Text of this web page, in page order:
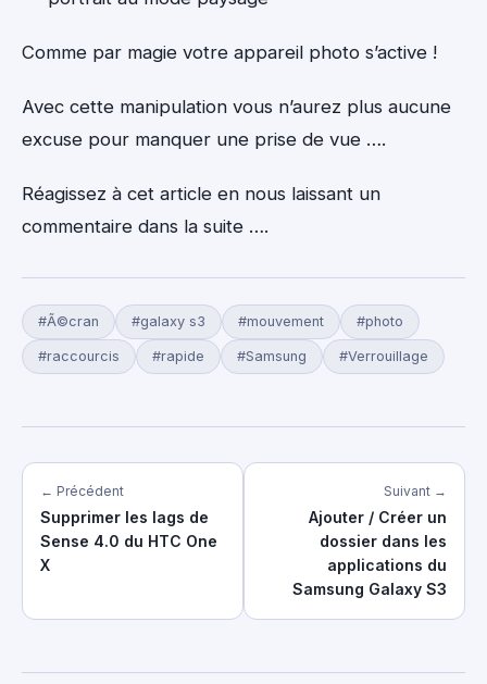
Comme par magie votre appareil photo s’active !
Avec cette manipulation vous n’aurez plus aucune
excuse pour manquer une prise de vue ….
Réagissez à cet article en nous laissant un
commentaire dans la suite ….
#Ã©cran #galaxy s3 #mouvement #photo
#raccourcis #rapide #Samsung #Verrouillage
← Précédent
Supprimer les lags de
Sense 4.0 du HTC One
X
Suivant →
Ajouter / Créer un
dossier dans les
applications du
Samsung Galaxy S3